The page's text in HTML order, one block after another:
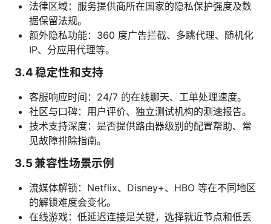
法律区域：服务提供商所在国家的隐私保护强度及数
据保留法规。
额外隐私功能：360 度广告拦截、多跳代理、随机化
IP、分应用代理等。
3.4 稳定性和支持
客服响应时间：24/7 的在线聊天、工单处理速度。
社区与口碑：用户评价、独立测试机构的测速报告。
技术支持深度：是否提供路由器级别的配置帮助、常
见故障排除指南。
3.5 兼容性场景示例
流媒体解锁：Netflix、Disney+、HBO 等在不同地区
的解锁难度会变化。
在线游戏：低延迟连接是关键，选择就近节点和低丢